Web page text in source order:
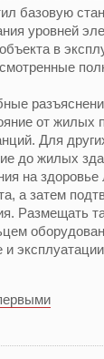
базовую
уровней
в
от жилых
Для
до жилых
на
а затем
Размещать
и